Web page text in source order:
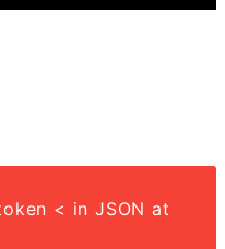
< in JSON at